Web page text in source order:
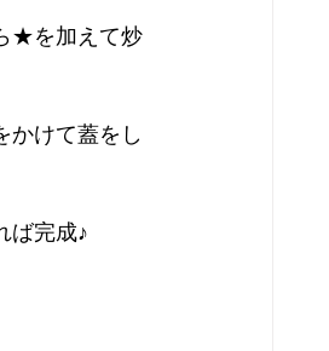
★を加えて炒
けて蓋をし
ば完成♪